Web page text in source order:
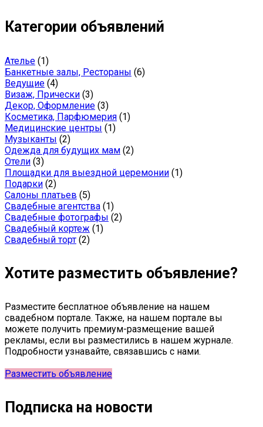
Категории объявлений
Ателье (1)
Банкетные залы, Рестораны (6)
Ведущие (4)
Визаж, Прически (3)
Декор, Оформление (3)
Косметика, Парфюмерия (1)
Медицинские центры (1)
Музыканты (2)
Одежда для будущих мам (2)
Отели (3)
Площадки для выездной церемонии (1)
Подарки (2)
Салоны платьев (5)
Свадебные агентства (1)
Свадебные фотографы (2)
Свадебный кортеж (1)
Свадебный торт (2)
Хотите разместить объявление?
Разместите бесплатное объявление на нашем
свадебном портале. Также, на нашем портале вы
можете получить премиум-размещение вашей
рекламы, если вы разместились в нашем журнале.
Подробности узнавайте, связавшись с нами.
Разместить объявление
Подписка на новости